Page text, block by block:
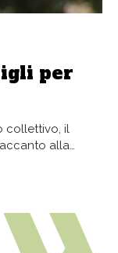
per
collettivo, il
alla…